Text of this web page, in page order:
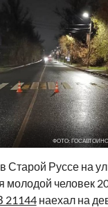
ФОТО:
Старой Руссе на
молодой человек
21144наехал на